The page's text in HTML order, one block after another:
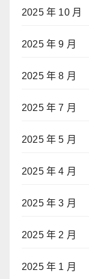
2025 年 10 月
2025 年 9 月
2025 年 8 月
2025 年 7 月
2025 年 5 月
2025 年 4 月
2025 年 3 月
2025 年 2 月
2025 年 1 月